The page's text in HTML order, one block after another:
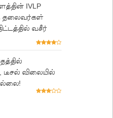
IVLP
தலைவர்கள்
வசீர்
விலையில்